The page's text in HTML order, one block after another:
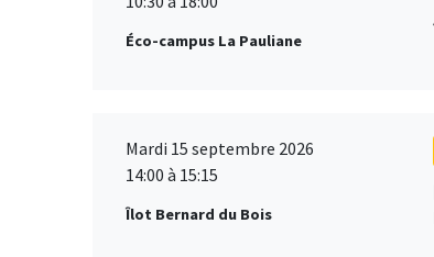
Éco-campus La Pauliane
Mardi 15 septembre 2026
14:00 à 15:15
Îlot Bernard du Bois